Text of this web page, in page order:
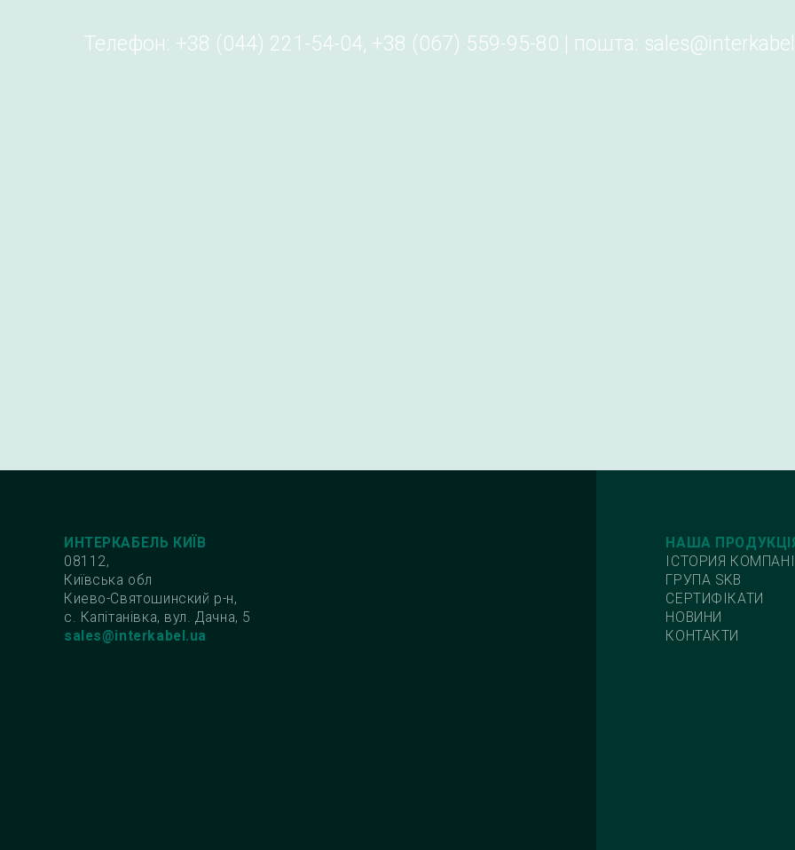
Телефон: +38 (044) 221-54-04, +38 (067) 559-95-80 | пошта:
ИНТЕРКАБЕЛЬ КИЇВ
08112,
Київська обл
Киево-Святошинский р-н,
с. Капітанівка, вул. Дачна, 5
sales@interkabel.ua
НАША
ІСТОРИЯ
ГРУПА SKB
СЕРТИФІКАТИ
НОВИНИ
КОНТАКТИ